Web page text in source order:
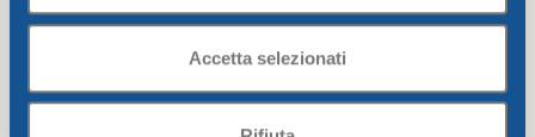
Accetta selezionati